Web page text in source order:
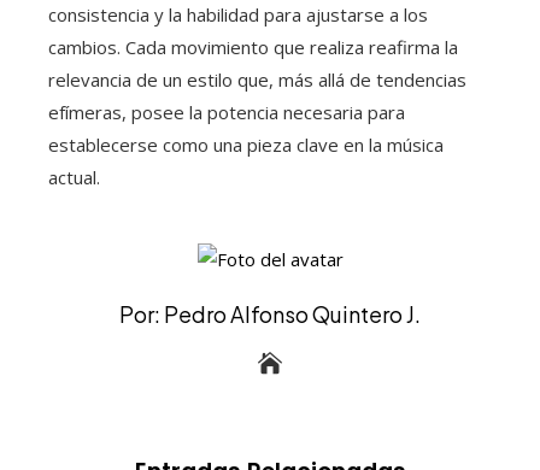
consistencia y la habilidad para ajustarse a los
cambios. Cada movimiento que realiza reafirma la
relevancia de un estilo que, más allá de tendencias
efímeras, posee la potencia necesaria para
establecerse como una pieza clave en la música
actual.
Por: Pedro Alfonso Quintero J.